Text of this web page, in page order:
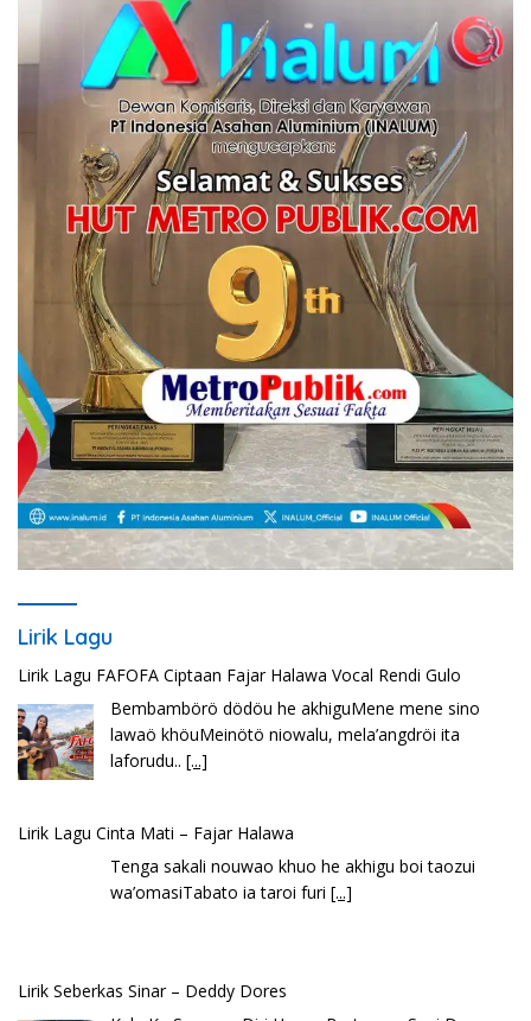
Lirik Lagu
Lirik Lagu FAFOFA Ciptaan Fajar Halawa Vocal Rendi Gulo
Bembambörö dödöu he akhiguMene mene sino
lawaö khöuMeinötö niowalu, mela’angdröi ita
laforudu.. [...]
Lirik Lagu Cinta Mati – Fajar Halawa
Tenga sakali nouwao khuo he akhigu boi taozui
wa’omasiTabato ia taroi furi [...]
Lirik Seberkas Sinar – Deddy Dores